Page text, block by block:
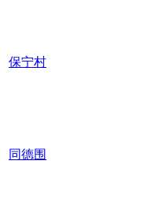
保宁村
同德围